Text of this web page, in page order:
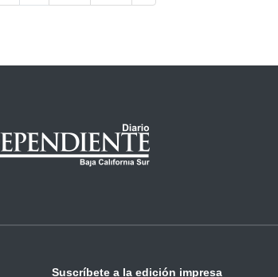
Suscríbete a la edición impresa